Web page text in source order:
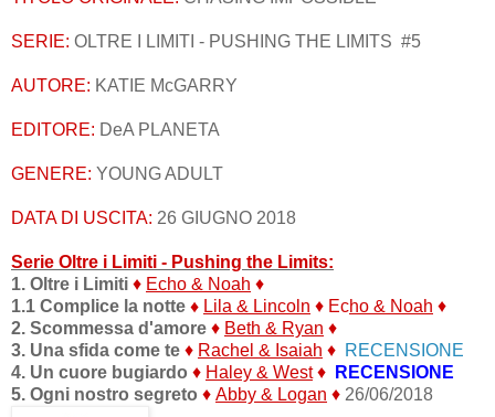
SERIE: OLTRE I LIMITI - PUSHING THE LIMITS #5
AUTORE: KATIE McGARRY
EDITORE: DeA PLANETA
GENERE: YOUNG ADULT
DATA DI USCITA: 26 GIUGNO 2018
Serie Oltre i Limiti - Pushing the Limits:
1. Oltre i Limiti ♦ Echo & Noah ♦
1.1 Complice la notte ♦ Lila & Lincoln ♦ Echo & Noah ♦
2. Scommessa d'amore ♦ Beth & Ryan ♦
3. Una sfida come te ♦ Rachel & Isaiah ♦ RECENSIONE
4. Un cuore bugiardo ♦ Haley & West♦
RECENSIONE
5. Ogni nostro segreto ♦ Abby & Logan ♦ 26/06/2018